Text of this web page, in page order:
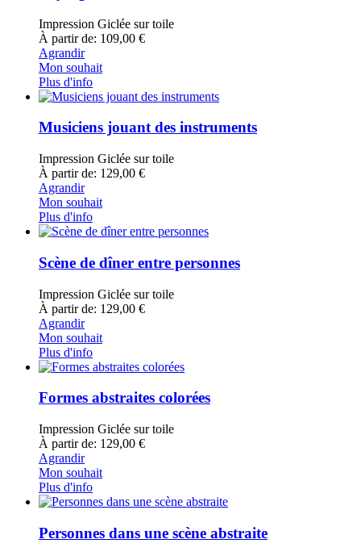
Impression Giclée sur toile
À partir de: 109,00 €
Agrandir
Mon souhait
Plus d'info
Musiciens jouant des instruments
Impression Giclée sur toile
À partir de: 129,00 €
Agrandir
Mon souhait
Plus d'info
Scène de dîner entre personnes
Impression Giclée sur toile
À partir de: 129,00 €
Agrandir
Mon souhait
Plus d'info
Formes abstraites colorées
Impression Giclée sur toile
À partir de: 129,00 €
Agrandir
Mon souhait
Plus d'info
Personnes dans une scène abstraite